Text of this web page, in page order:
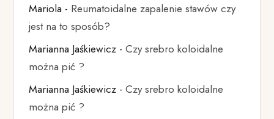
Mariola - Reumatoidalne zapalenie stawów czy
jest na to sposób?
Marianna Jaśkiewicz -Czy srebro koloidalne
można pić ?
Marianna Jaśkiewicz -Czy srebro koloidalne
można pić ?